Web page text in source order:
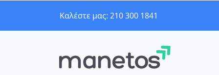
Καλέστε μας: 210 300 1841